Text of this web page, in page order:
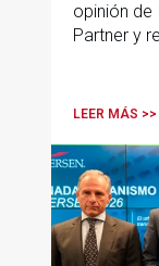
opinión de
Partner y
LEER MÁS >>